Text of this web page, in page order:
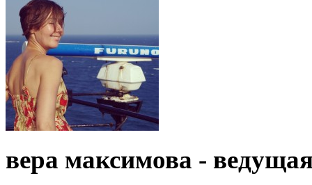
вера максимова -